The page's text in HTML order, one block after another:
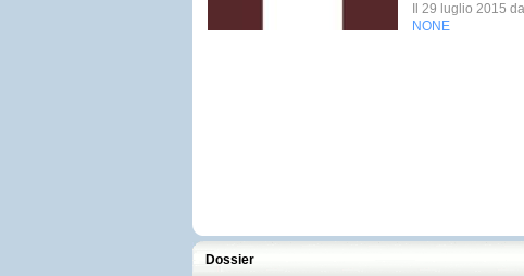
Il 29 luglio 2015 da
NONE
Dossier